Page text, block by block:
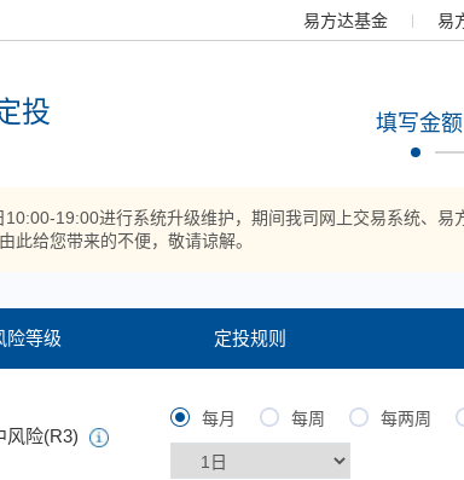
易方达基金 易
投 填写金额
19:00进行系统升级维护，期间我司网上交易系统、
此给您带来的不便，敬请谅解。
险等级 定投规则
风险(R3)
每月 每周 每两周